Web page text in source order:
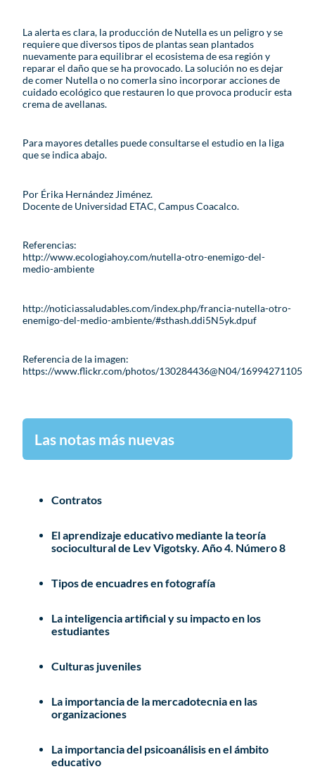
La alerta es clara, la producción de Nutella es un peligro y se
requiere que diversos tipos de plantas sean plantados
nuevamente para equilibrar el ecosistema de esa región y
reparar el daño que se ha provocado. La solución no es dejar
de comer Nutella o no comerla sino incorporar acciones de
cuidado ecológico que restauren lo que provoca producir esta
crema de avellanas.
Para mayores detalles puede consultarse el estudio en la liga
que se indica abajo.
Por Érika Hernández Jiménez.
Docente de Universidad ETAC, Campus Coacalco.
Referencias:
http://www.ecologiahoy.com/nutella-otro-enemigo-del-
medio-ambiente
http://noticiassaludables.com/index.php/francia-nutella-otro-
enemigo-del-medio-ambiente/#sthash.ddi5N5yk.dpuf
Referencia de la imagen:
https://www.flickr.com/photos/130284436@N04/16994271105
Las notas más nuevas
Contratos
El aprendizaje educativo mediante la teoría
sociocultural de Lev Vigotsky. Año 4. Número 8
Tipos de encuadres en fotografía
La inteligencia artificial y su impacto en los
estudiantes
Culturas juveniles
La importancia de la mercadotecnia en las
organizaciones
La importancia del psicoanálisis en el ámbito
educativo